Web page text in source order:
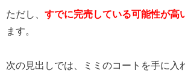
ただし、 すでに完売している可能性が高
ます。
次の見出しでは、ミミのコートを手に入